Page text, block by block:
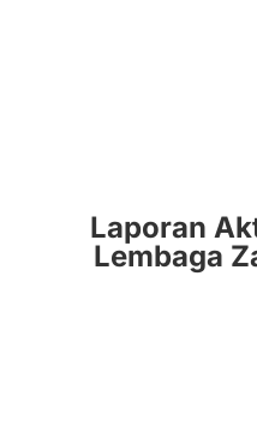
Laporan
Lembaga